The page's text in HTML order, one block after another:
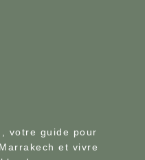
votre guide pour
et vivre